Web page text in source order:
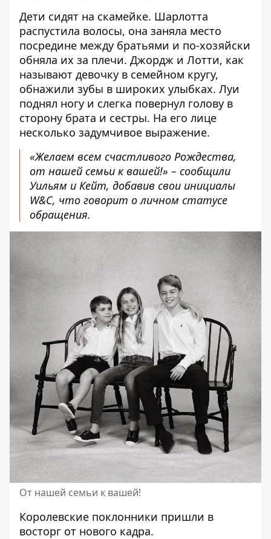
Дети сидят на скамейке. Шарлотта
распустила волосы, она заняла место
посредине между братьями и по-хозяйски
обняла их за плечи. Джордж и Лотти, как
называют девочку в семейном кругу,
обнажили зубы в широких улыбках. Луи
поднял ногу и слегка повернул голову в
сторону брата и сестры. На его лице
несколько задумчивое выражение.
«Желаем всем счастливого Рождества,
от нашей семьи к вашей!» – сообщили
Уильям и Кейт, добавив свои инициалы
W&C, что говорит о личном статусе
обращения.
От нашей семьи к вашей!
Королевские поклонники пришли в
восторг от нового кадра.